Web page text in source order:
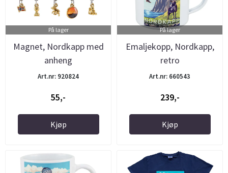
På lager
Magnet, Nordkapp med
anheng
Art.nr: 920824
55,-
Kjøp
På lager
Emaljekopp, Nordkapp,
retro
Art.nr: 660543
239,-
Kjøp